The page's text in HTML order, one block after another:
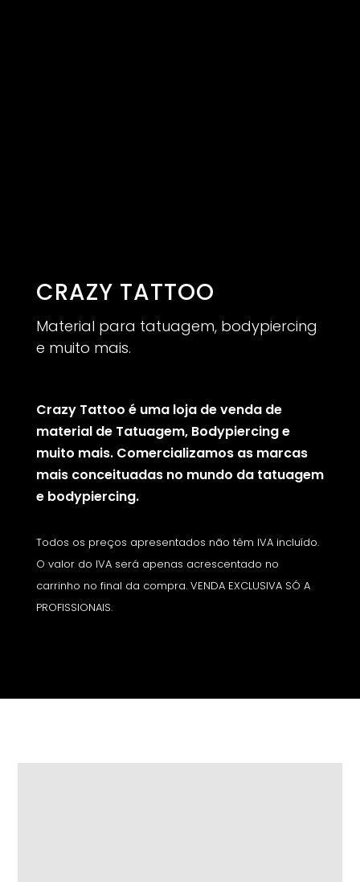
CRAZY TATTOO
Material para tatuagem, bodypiercing
e muito mais.
Crazy Tattoo é uma loja de venda de
material de Tatuagem, Bodypiercing e
muito mais. Comercializamos as marcas
mais conceituadas no mundo da tatuagem
e bodypiercing.
Todos os preços apresentados não têm IVA incluído.
O valor do IVA será apenas acrescentado no
carrinho no final da compra. VENDA EXCLUSIVA SÓ A
PROFISSIONAIS.